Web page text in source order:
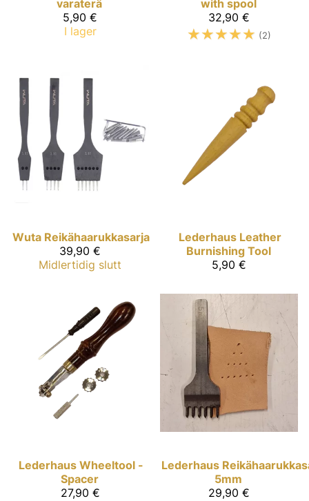
varaterä
5,90 €
I lager
with spool
32,90 €
☆☆☆☆☆ (2)
Wuta Reikähaarukkasarja
39,90 €
Midlertidig slutt
Lederhaus Leather
Burnishing Tool
5,90 €
Lederhaus Wheeltool -
Spacer
27,90 €
Lederhaus
5mm
29,90 €